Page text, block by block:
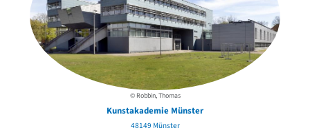
© Robbin, Thomas
Kunstakademie Münster
48149 Münster